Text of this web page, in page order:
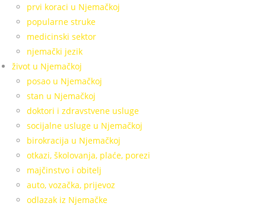
prvi koraci u Njemačkoj
popularne struke
medicinski sektor
njemački jezik
život u Njemačkoj
posao u Njemačkoj
stan u Njemačkoj
doktori i zdravstvene usluge
socijalne usluge u Njemačkoj
birokracija u Njemačkoj
otkazi, školovanja, plaće, porezi
majčinstvo i obitelj
auto, vozačka, prijevoz
odlazak iz Njemačke